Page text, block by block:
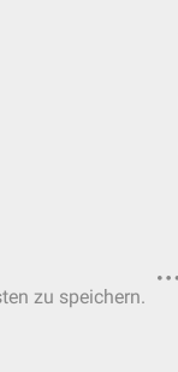
zu speichern.